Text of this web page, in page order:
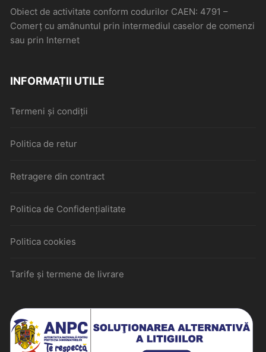
Obiect de activitate conform codurilor CAEN: 4791 –
Comerţ cu amănuntul prin intermediul caselor de comenzi
sau prin Internet
INFORMAȚII UTILE
Termeni și condiții
Politica de retur
Retragere din contract
Politica de Confidențialitate
Politica cookies
Tarife și termene de livrare